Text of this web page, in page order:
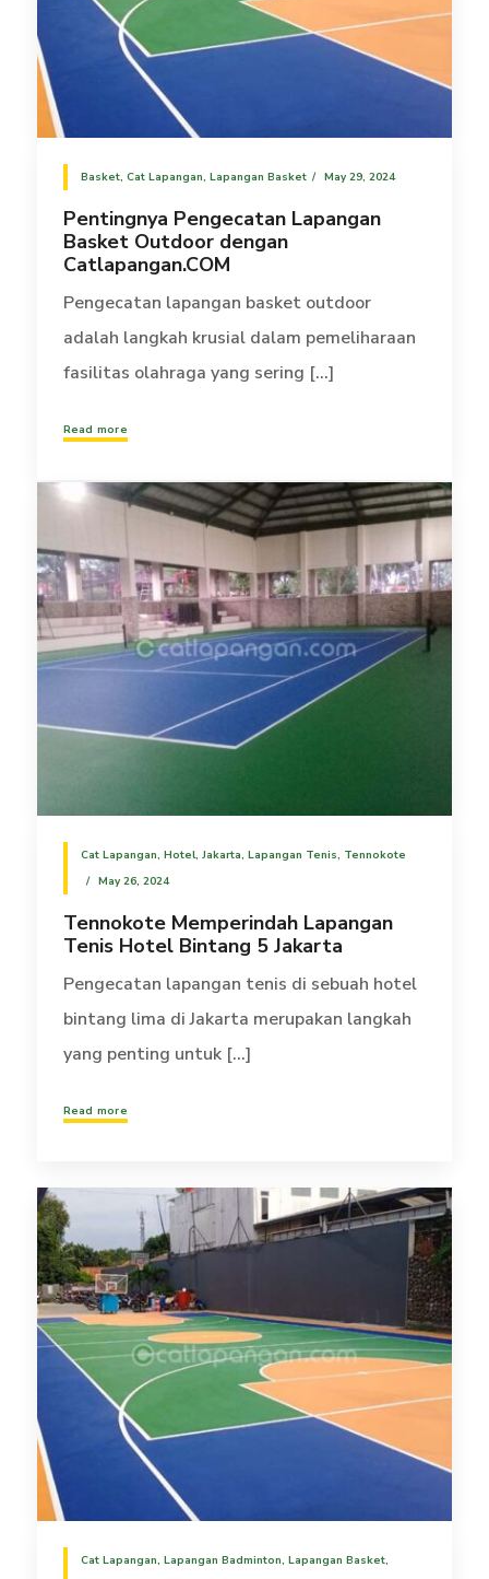
Basket, Cat Lapangan, Lapangan Basket May 29, 2024
Pentingnya Pengecatan Lapangan
Basket Outdoor dengan
Catlapangan.COM
Pengecatan lapangan basket outdoor
adalah langkah krusial dalam pemeliharaan
fasilitas olahraga yang sering [...]
Read more
Cat Lapangan, Hotel, Jakarta, Lapangan Tenis, Tennokote
May 26, 2024
Tennokote Memperindah Lapangan
Tenis Hotel Bintang 5 Jakarta
Pengecatan lapangan tenis di sebuah hotel
bintang lima di Jakarta merupakan langkah
yang penting untuk [...]
Read more
Cat Lapangan, Lapangan Badminton, Lapangan Basket,